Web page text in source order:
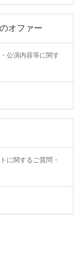
オファー
公演内容等に関す
に関するご質問・